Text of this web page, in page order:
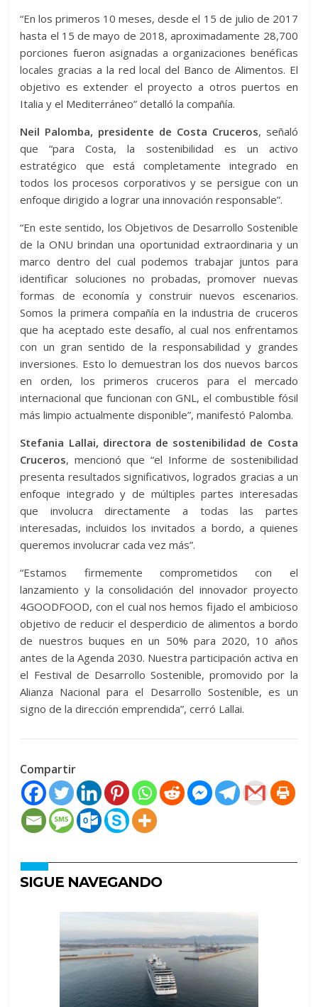
“En los primeros 10 meses, desde el 15 de julio de 2017
hasta el 15 de mayo de 2018, aproximadamente 28,700
porciones fueron asignadas a organizaciones benéficas
locales gracias a la red local del Banco de Alimentos. El
objetivo es extender el proyecto a otros puertos en
Italia y el Mediterráneo” detalló la compañía.
Neil Palomba, presidente de Costa Cruceros, señaló
que “para Costa, la sostenibilidad es un activo
estratégico que está completamente integrado en
todos los procesos corporativos y se persigue con un
enfoque dirigido a lograr una innovación responsable”.
“En este sentido, los Objetivos de Desarrollo Sostenible
de la ONU brindan una oportunidad extraordinaria y un
marco dentro del cual podemos trabajar juntos para
identificar soluciones no probadas, promover nuevas
formas de economía y construir nuevos escenarios.
Somos la primera compañía en la industria de cruceros
que ha aceptado este desafío, al cual nos enfrentamos
con un gran sentido de la responsabilidad y grandes
inversiones. Esto lo demuestran los dos nuevos barcos
en orden, los primeros cruceros para el mercado
internacional que funcionan con GNL, el combustible fósil
más limpio actualmente disponible”, manifestó Palomba.
Stefania Lallai, directora de sostenibilidad de Costa
Cruceros, mencionó que “el Informe de sostenibilidad
presenta resultados significativos, logrados gracias a un
enfoque integrado y de múltiples partes interesadas
que involucra directamente a todas las partes
interesadas, incluidos los invitados a bordo, a quienes
queremos involucrar cada vez más”.
“Estamos firmemente comprometidos con el
lanzamiento y la consolidación del innovador proyecto
4GOODFOOD, con el cual nos hemos fijado el ambicioso
objetivo de reducir el desperdicio de alimentos a bordo
de nuestros buques en un 50% para 2020, 10 años
antes de la Agenda 2030. Nuestra participación activa en
el Festival de Desarrollo Sostenible, promovido por la
Alianza Nacional para el Desarrollo Sostenible, es un
signo de la dirección emprendida”, cerró Lallai.
Compartir
SIGUE NAVEGANDO